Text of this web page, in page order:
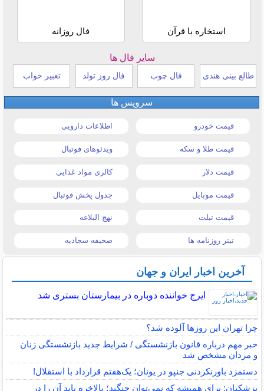
استخاره با قرآن فال روزانه
سایر فال ها
طالع بینی هندی فال چوب فال روز تولد تعبیر خواب
سرویس ها
قیمت خودرو اطلاعات دارویی
قیمت طلا و سکه ویدئوهای فوتبال
قیمت دلار کالری مواد غذایی
قیمت موبایل جدول پخش فوتبال
قیمت تبلت نهج البلاغه
تیتر روزنامه ها صحیفه سجادیه
آخرین اخبار ایران و جهان
ایرج خواننده دوباره در بیمارستان بستری شد
چرا تهران این روزها آلوده شد؟
خبر مهم درباره قانون بازنشستگی / شرایط جدید بازنشستگی زنان
و مردان مشخص شد
دستمزد باورنکردنی جنپو در یونان؛ یک‌هفتم قرارداد با استقلال!
پزشکیان: برای همیشه که نمی‌توان جنگید؛ بالاخره باید آن را در